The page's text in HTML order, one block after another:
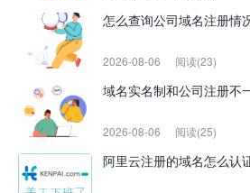
怎么查询公司域名注册情
2026-08-06 阅读(23)
域名实名制和公司注册不
2026-08-06 阅读(25)
阿里云注册的域名怎么认